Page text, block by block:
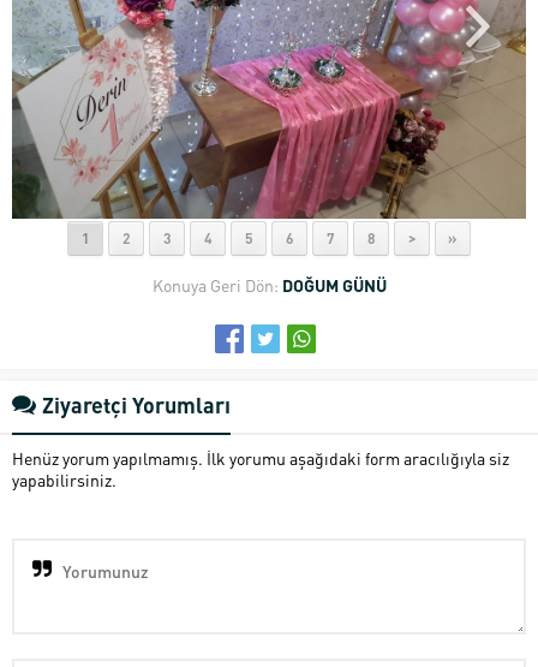
1 2 3 4 5 6 7 8 > »
Konuya Geri Dön: DOĞUM GÜNÜ
Ziyaretçi Yorumları
Henüz yorum yapılmamış. İlk yorumu aşağıdaki form aracılığıyla siz
yapabilirsiniz.